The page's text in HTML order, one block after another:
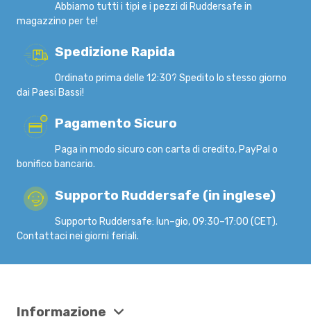
Abbiamo tutti i tipi e i pezzi di Ruddersafe in
magazzino per te!
Spedizione Rapida
Ordinato prima delle 12:30? Spedito lo stesso giorno
dai Paesi Bassi!
Pagamento Sicuro
Paga in modo sicuro con carta di credito, PayPal o
bonifico bancario.
Supporto Ruddersafe (in inglese)
Supporto Ruddersafe: lun–gio, 09:30–17:00 (CET).
Contattaci nei giorni feriali.
Informazione